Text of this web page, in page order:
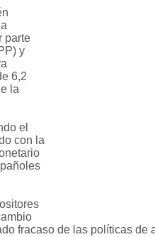
parte
y
6,2
la
el
con la
fracaso de las políticas de